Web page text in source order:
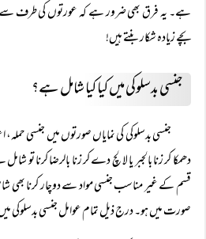
ہے۔ یہ فرق بھی ضرور ہے کہ عورتوں کی طرف سے
بچے زیادہ شکار بنتے ہیں!
جنسی بدسلوکی میں کیا کیا شامل ہے؟
جنسی بدسلوکی کی نمایاں صورتوں میں جنسی حملہ،
دھمکا کر زنا بالجبر یا لالچ دے کر زنا بالرضا کرنا تو
قسم کے غیر مناسب جنسی مواد سے دوچار کرنا بھی
صورت میں ہو۔ درج ذیل تمام عوامل جنسی بدسلوکی